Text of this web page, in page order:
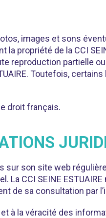
images et sons
propriété de la CCI
reproduction partielle
Toutefois,
droit français.
sur son site web
CCI SEINE
de sa consultation par
à la véracité des